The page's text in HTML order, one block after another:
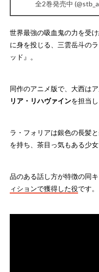
全2巻発売中
世界最強の吸血鬼の力を受
に身を投じる、三雲岳斗の
ッド』。
同作のアニメ版で、大西は
リア・リハヴァインを担当し
ラ・フォリアは銀色の長髪
を持ち、茶目っ気もある少女
品のある話し方が特徴の同
ィションで獲得した役です。